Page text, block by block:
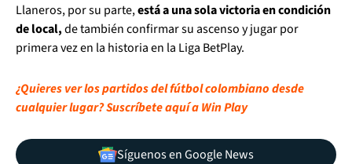
Llaneros, por su parte,está a una sola victoria en condición
de local,de también confirmar su ascenso y jugar por
primera vez en la historia en la Liga BetPlay.
¿Quieres ver los partidos del fútbol colombiano desde
cualquier lugar? Suscríbete aquí a Win Play
Síguenos en Google News